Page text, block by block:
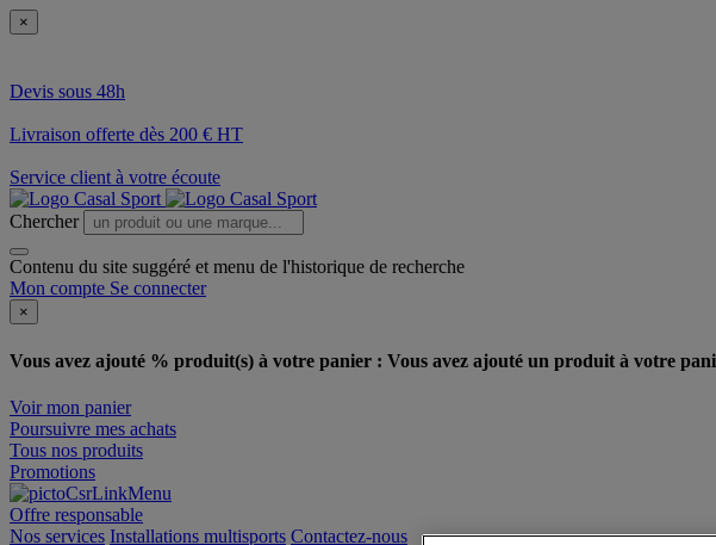
×
Devis sous 48h
Livraison offerte dès 200 € HT
Service client à votre écoute
Chercher
Contenu du site suggéré et menu de l'historique de recherche
Mon compte Se connecter
×
Vous avez ajouté % produit(s) à votre panier : Vous avez ajouté un produit à votre
Voir mon panier
Poursuivre mes achats
Tous nos produits
Promotions
Offre responsable
Nos services Installations multisports Contactez-nous